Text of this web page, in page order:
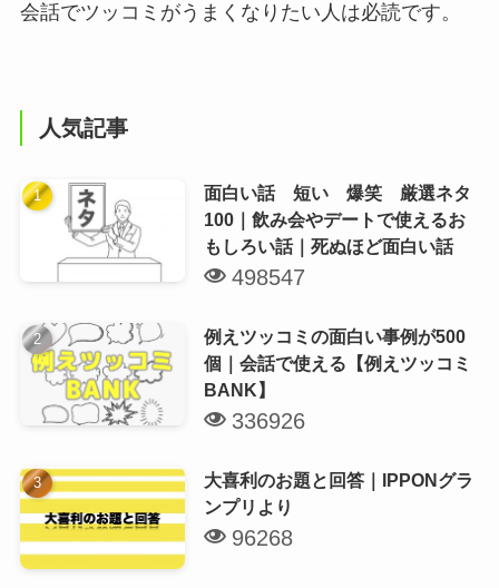
会話でツッコミがうまくなりたい人は必読です。
人気記事
面白い話 短い 爆笑 厳選ネタ
100｜飲み会やデートで使えるお
もしろい話｜死ぬほど面白い話
498547
例えツッコミの面白い事例が500
個｜会話で使える【例えツッコミ
BANK】
336926
大喜利のお題と回答｜IPPONグラ
ンプリより
96268